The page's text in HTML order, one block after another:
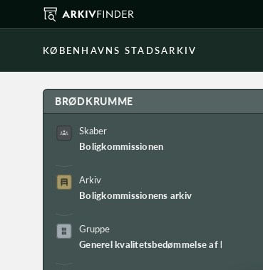
KØBENHAVNS STADSARKIV
BRØDKRUMME
Skaber
Boligkommissionen
Arkiv
Boligkommissionens arkiv
Gruppe
Generel kvalitetsbedømmelse af byens huse